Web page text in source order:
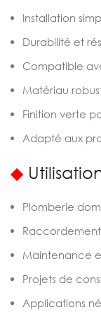
Installation
Durabilité et
Compatible
Matériau
Finition verte
Adapté aux
◆
Plomberie
Raccordement
Maintenance
Projets de
Applications